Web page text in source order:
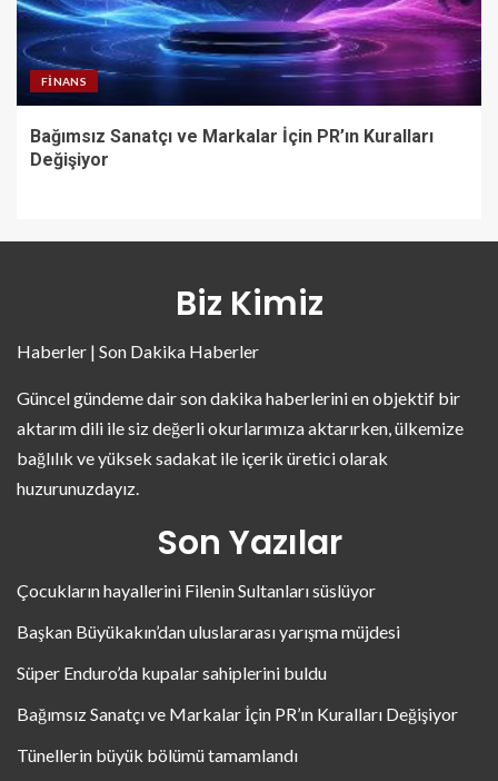
FINANS
Bağımsız Sanatçı ve Markalar İçin PR’ın Kuralları
Değişiyor
Biz Kimiz
Haberler | Son Dakika Haberler
Güncel gündeme dair son dakika haberlerini en objektif bir
aktarım dili ile siz değerli okurlarımıza aktarırken, ülkemize
bağlılık ve yüksek sadakat ile içerik üretici olarak
huzurunuzdayız.
Son Yazılar
Çocukların hayallerini Filenin Sultanları süslüyor
Başkan Büyükakın’dan uluslararası yarışma müjdesi
Süper Enduro’da kupalar sahiplerini buldu
Bağımsız Sanatçı ve Markalar İçin PR’ın Kuralları Değişiyor
Tünellerin büyük bölümü tamamlandı